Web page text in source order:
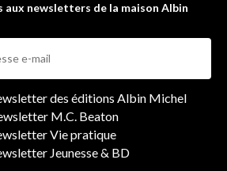
aux newsletters de la maison Albin
des éditions Albin Michel
M.C. Beaton
Vie pratique
Jeunesse & BD